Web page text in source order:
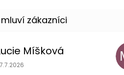
Míšková
obchodu je 5 z 5